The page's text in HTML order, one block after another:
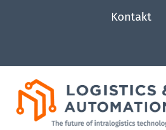
Kontakt